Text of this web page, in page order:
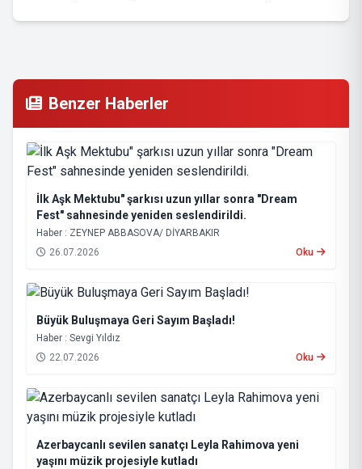
Benzer Haberler
İlk Aşk Mektubu" şarkısı uzun yıllar sonra "Dream
Fest" sahnesinde yeniden seslendirildi.
Haber : ZEYNEP ABBASOVA/ DİYARBAKIR
26.07.2026
Oku
Büyük Buluşmaya Geri Sayım Başladı!
Haber : Sevgi Yıldız
22.07.2026
Oku
Azerbaycanlı sevilen sanatçı Leyla Rahimova yeni
yaşını müzik projesiyle kutladı